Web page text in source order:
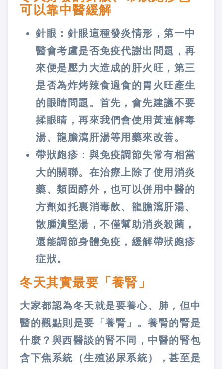
可以靠中醫緩解
針眼：針眼這種發炎情形，第一中
醫會考慮是否免疫代謝出問題，再
來便是壓力大造成的肝火旺，第三
是否為炸烤辣食過食的胃火旺產生
的眼睛問題。首先，會先建議不要
揉眼睛，再來我們會使用黃連解毒
湯、龍膽瀉肝湯等用藥來改善。
帶狀皰疹：與免疫調節失常有相當
大的關聯。在治療上除了使用消炎
藥、類固醇外，也可以併用中醫的
方劑如托裏消毒飲、龍膽瀉肝湯、
散腫潰堅湯，不僅幫助消炎殺菌，
還能調節身體免疫，緩解帶狀皰疹
症狀。
冬天其實最要「養腎」
大家都認為冬天就是要養心、肺，但中
醫的觀點則是要「養腎」。養腎的腎是
什麼？與西醫談的腎不同，中醫的腎包
含下焦系統（生殖泌尿系統），甚至是